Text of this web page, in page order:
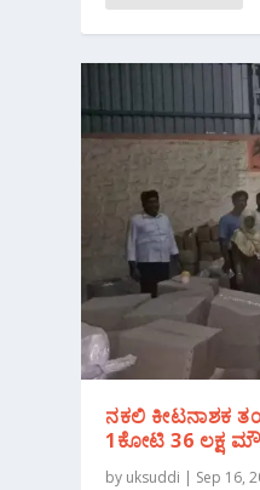
ನಕಲಿ ಕೀಟನಾಶಕ
1ಕೋಟಿ 36 ಲಕ್ಷ
by uksuddi | Sep 16,